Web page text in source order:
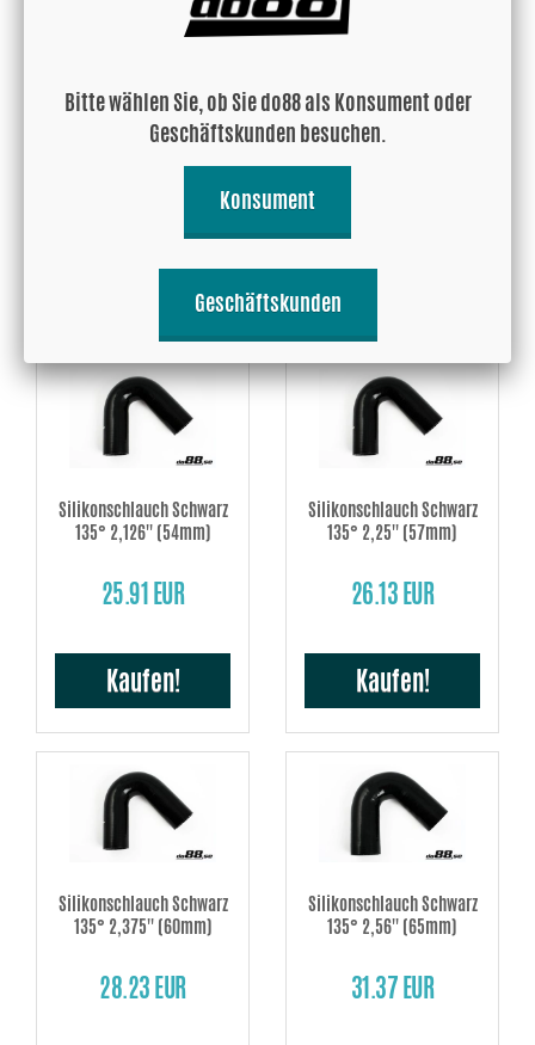
Silikonschlauch Schwarz
135° 1,875'' (48mm)
Silikonschlauch Schwarz
135° 2'' (51mm)
Silikonschlauch Schwarz
135° 2,126'' (54mm)
25.91 EUR
Kaufen!
Silikonschlauch Schwarz
135° 2,25'' (57mm)
26.13 EUR
Kaufen!
Silikonschlauch Schwarz
135° 2,375'' (60mm)
28.23 EUR
Silikonschlauch Schwarz
135° 2,56'' (65mm)
31.37 EUR
Bitte wählen Sie, ob Sie do88 als Konsument oder
Geschäftskunden besuchen.
Konsument
Geschäftskunden